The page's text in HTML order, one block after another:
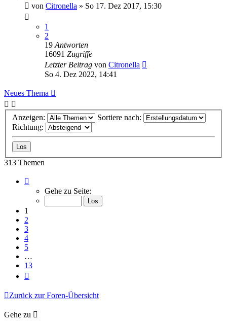
von Citronella » So 17. Dez 2017, 15:30
1
2
19 Antworten
16091 Zugriffe
Letzter Beitrag von Citronella
So 4. Dez 2022, 14:41
Neues Thema
Anzeigen:
Sortiere nach:
Richtung:
313 Themen
von
Gehe zu Seite:
1
2
3
4
5
…
13
Zurück zur Foren-Übersicht
Gehe zu